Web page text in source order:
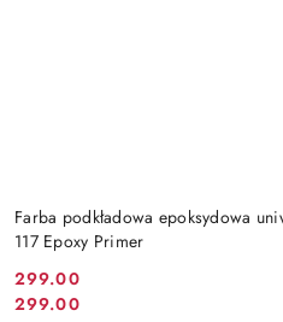
Farba podkładowa epoksydowa
117 Epoxy Primer
Cena
299.00
Cena
299.00